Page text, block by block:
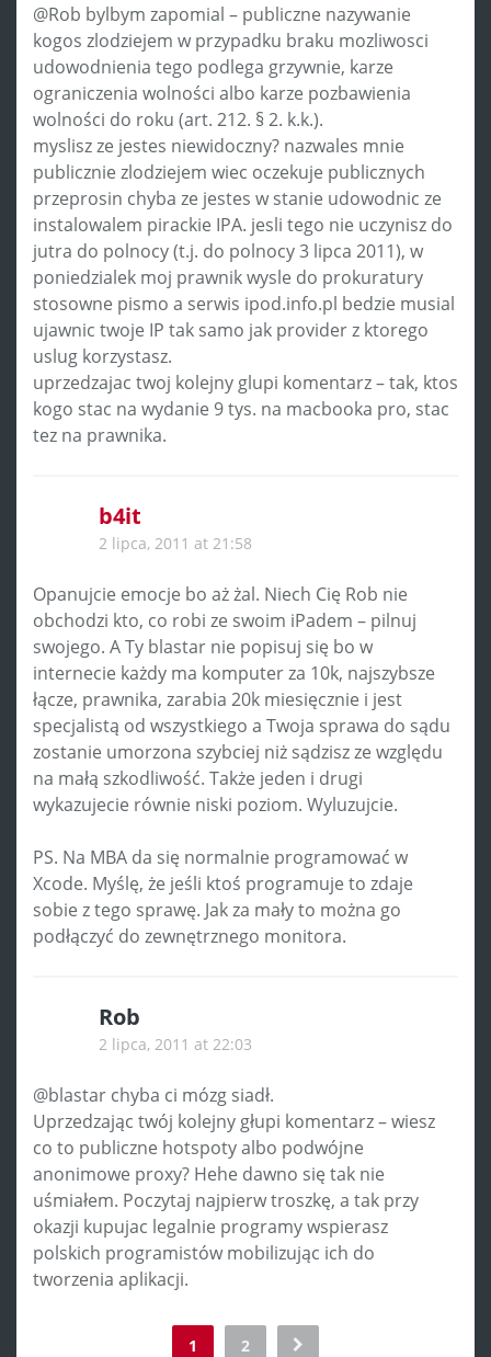
@Rob bylbym zapomial – publiczne nazywanie
kogos zlodziejem w przypadku braku mozliwosci
udowodnienia tego podlega grzywnie, karze
ograniczenia wolności albo karze pozbawienia
wolności do roku (art. 212. § 2. k.k.).
myslisz ze jestes niewidoczny? nazwales mnie
publicznie zlodziejem wiec oczekuje publicznych
przeprosin chyba ze jestes w stanie udowodnic ze
instalowalem pirackie IPA. jesli tego nie uczynisz do
jutra do polnocy (t.j. do polnocy 3 lipca 2011), w
poniedzialek moj prawnik wysle do prokuratury
stosowne pismo a serwis ipod.info.pl bedzie musial
ujawnic twoje IP tak samo jak provider z ktorego
uslug korzystasz.
uprzedzajac twoj kolejny glupi komentarz – tak, ktos
kogo stac na wydanie 9 tys. na macbooka pro, stac
tez na prawnika.
b4it
2 lipca, 2011 at 21:58
Opanujcie emocje bo aż żal. Niech Cię Rob nie
obchodzi kto, co robi ze swoim iPadem – pilnuj
swojego. A Ty blastar nie popisuj się bo w
internecie każdy ma komputer za 10k, najszybsze
łącze, prawnika, zarabia 20k miesięcznie i jest
specjalistą od wszystkiego a Twoja sprawa do sądu
zostanie umorzona szybciej niż sądzisz ze względu
na małą szkodliwość. Także jeden i drugi
wykazujecie równie niski poziom. Wyluzujcie.
PS. Na MBA da się normalnie programować w
Xcode. Myślę, że jeśli ktoś programuje to zdaje
sobie z tego sprawę. Jak za mały to można go
podłączyć do zewnętrznego monitora.
Rob
2 lipca, 2011 at 22:03
@blastar chyba ci mózg siadł.
Uprzedzając twój kolejny głupi komentarz – wiesz
co to publiczne hotspoty albo podwójne
anonimowe proxy? Hehe dawno się tak nie
uśmiałem. Poczytaj najpierw troszkę, a tak przy
okazji kupujac legalnie programy wspierasz
polskich programistów mobilizując ich do
tworzenia aplikacji.
1 2